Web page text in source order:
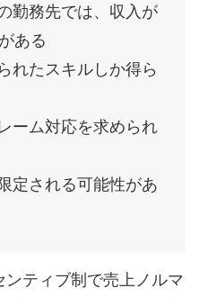
勤務先では、収入が
ある
れたスキルしか得ら
ーム対応を求められ
定される可能性があ
ティブ制で売上ノルマ